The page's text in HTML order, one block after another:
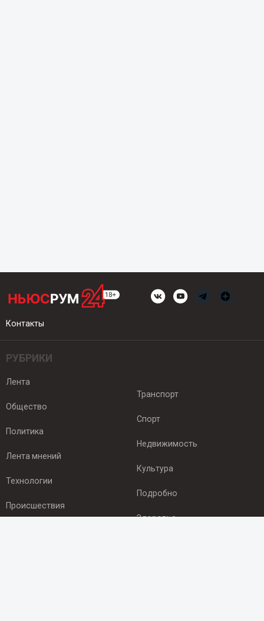
Контакты
РУБРИКИ
Лента
Общество
Политика
Лента мнений
Технологии
Происшествия
Транспорт
Спорт
Недвижимость
Культура
Подробно
Здоровье